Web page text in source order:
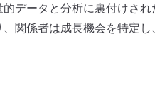
データと分析に裏付けさ
関係者は成長機会を特定